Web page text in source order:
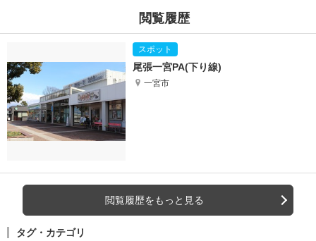
閲覧履歴
尾張一宮PA(下り線)
一宮市
閲覧履歴をもっと見る
タグ・カテゴリ